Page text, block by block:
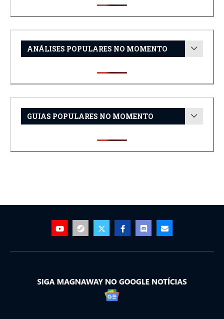
ANÁLISES POPULARES NO MOMENTO
GUIAS POPULARES NO MOMENTO